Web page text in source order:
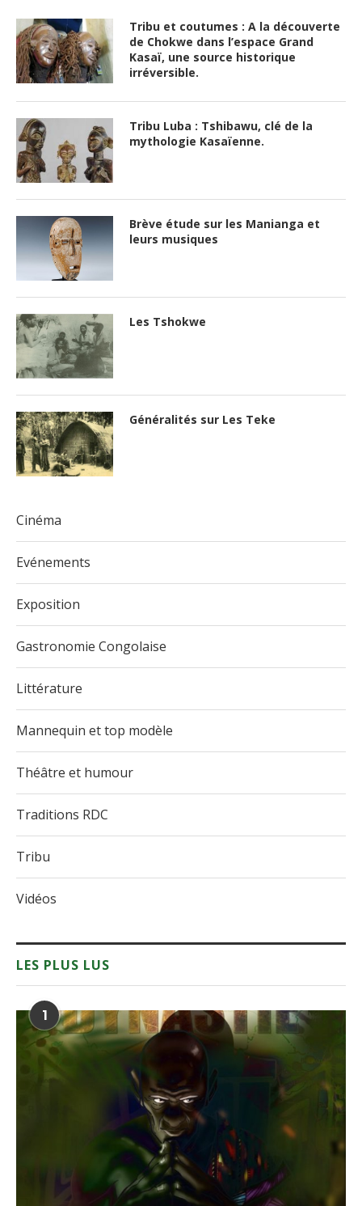
Tribu et coutumes : A la découverte
de Chokwe dans l’espace Grand
Kasaï, une source historique
irréversible.
Tribu Luba : Tshibawu, clé de la
mythologie Kasaïenne.
Brève étude sur les Manianga et
leurs musiques
Les Tshokwe
Généralités sur Les Teke
Cinéma
Evénements
Exposition
Gastronomie Congolaise
Littérature
Mannequin et top modèle
Théâtre et humour
Traditions RDC
Tribu
Vidéos
LES PLUS LUS
1